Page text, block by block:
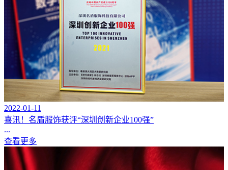
2022-01-11
喜讯！名盾服饰获评“深圳创新企业100强”
...
查看更多